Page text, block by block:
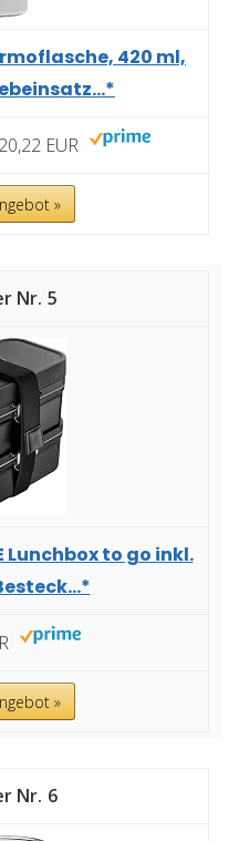
420 ml,
20,22 EUR
»
5
Lunchbox to go inkl.
»
6